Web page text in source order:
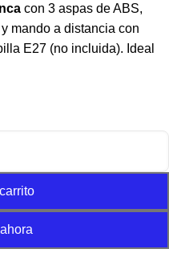
con 3 aspas de ABS,
mando a distancia con
E27 (no incluida). Ideal